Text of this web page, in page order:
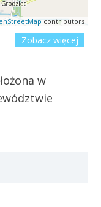
contributors
Zobacz więcej
w